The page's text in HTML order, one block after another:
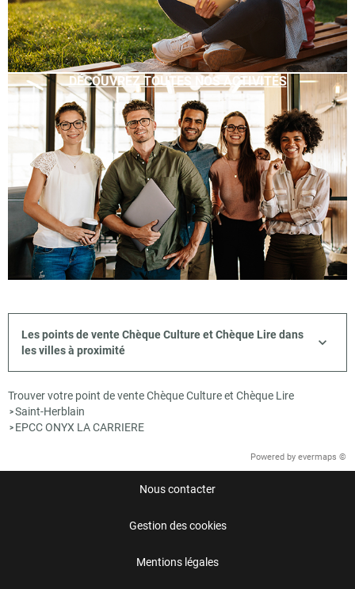
DÉCOUVREZ TOUTES NOS ACTIVITÉS
Les points de vente Chèque Culture et Chèque Lire dans
les villes à proximité
Trouver votre point de vente Chèque Culture et Chèque Lire
>Saint-Herblain
> EPCC ONYX LA CARRIERE
Powered by evermaps ©
Nous contacter
Gestion des cookies
Mentions légales